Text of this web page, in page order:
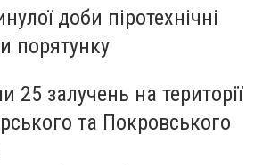
доби піротехнічні
порятунку
25 залучень на території
та Покровського